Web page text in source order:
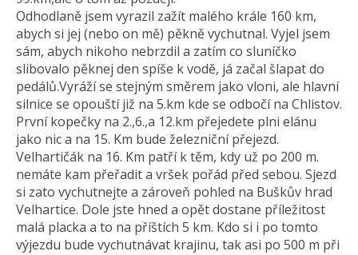
Odhodlaně jsem vyrazil zažít malého krále 160 km,
abych si jej (nebo on mě) pěkně vychutnal. Vyjel jsem
sám, abych nikoho nebrzdil a zatím co sluníčko
slibovalo pěknej den spíše k vodě, já začal šlapat do
pedálů.Vyráží se stejným směrem jako vloni, ale hlavní
silnice se opouští již na 5.km kde se odbočí na Chlistov.
První kopečky na 2.,6.,a 12.km přejedete plni elánu
jako nic a na 15. Km bude železniční přejezd.
Velhartičák na 16. Km patří k těm, kdy už po 200 m.
nemáte kam přeřadit a vršek pořád před sebou. Sjezd
si zato vychutnejte a zároveň pohled na Buškův hrad
Velhartice. Dole jste hned a opět dostane příležitost
malá placka a to na příštích 5 km. Kdo si i po tomto
výjezdu bude vychutnávat krajinu, tak asi po 500 m při